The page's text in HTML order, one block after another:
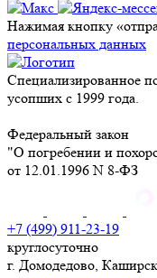
Нажимая кнопку
персональных данных
Специализированное
усопших с 1999 года.
Федеральный закон
"О погребении и
от 12.01.1996 N 8-ФЗ
+7 (499) 911-23-19
круглосуточно
г. Домодедово,